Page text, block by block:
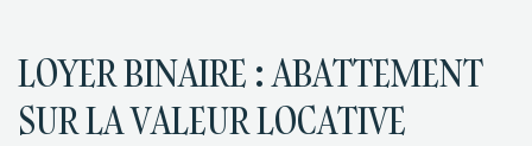
LOYER BINAIRE : ABATTEMENT
SUR LA VALEUR LOCATIVE